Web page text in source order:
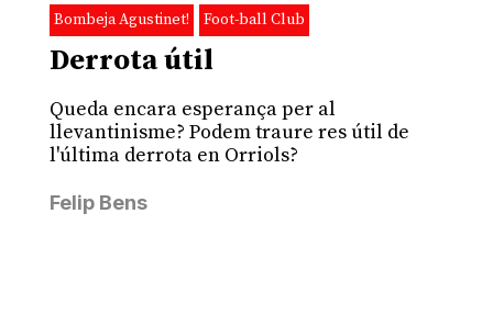
Bombeja Agustinet! Foot-ball Club
Derrota útil
Queda encara esperança per al
llevantinisme? Podem traure res útil de
l'última derrota en Orriols?
Felip Bens